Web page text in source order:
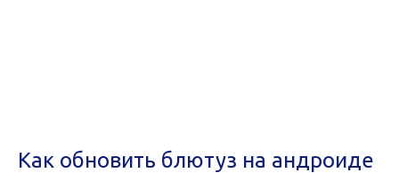
Как обновить блютуз на андроиде